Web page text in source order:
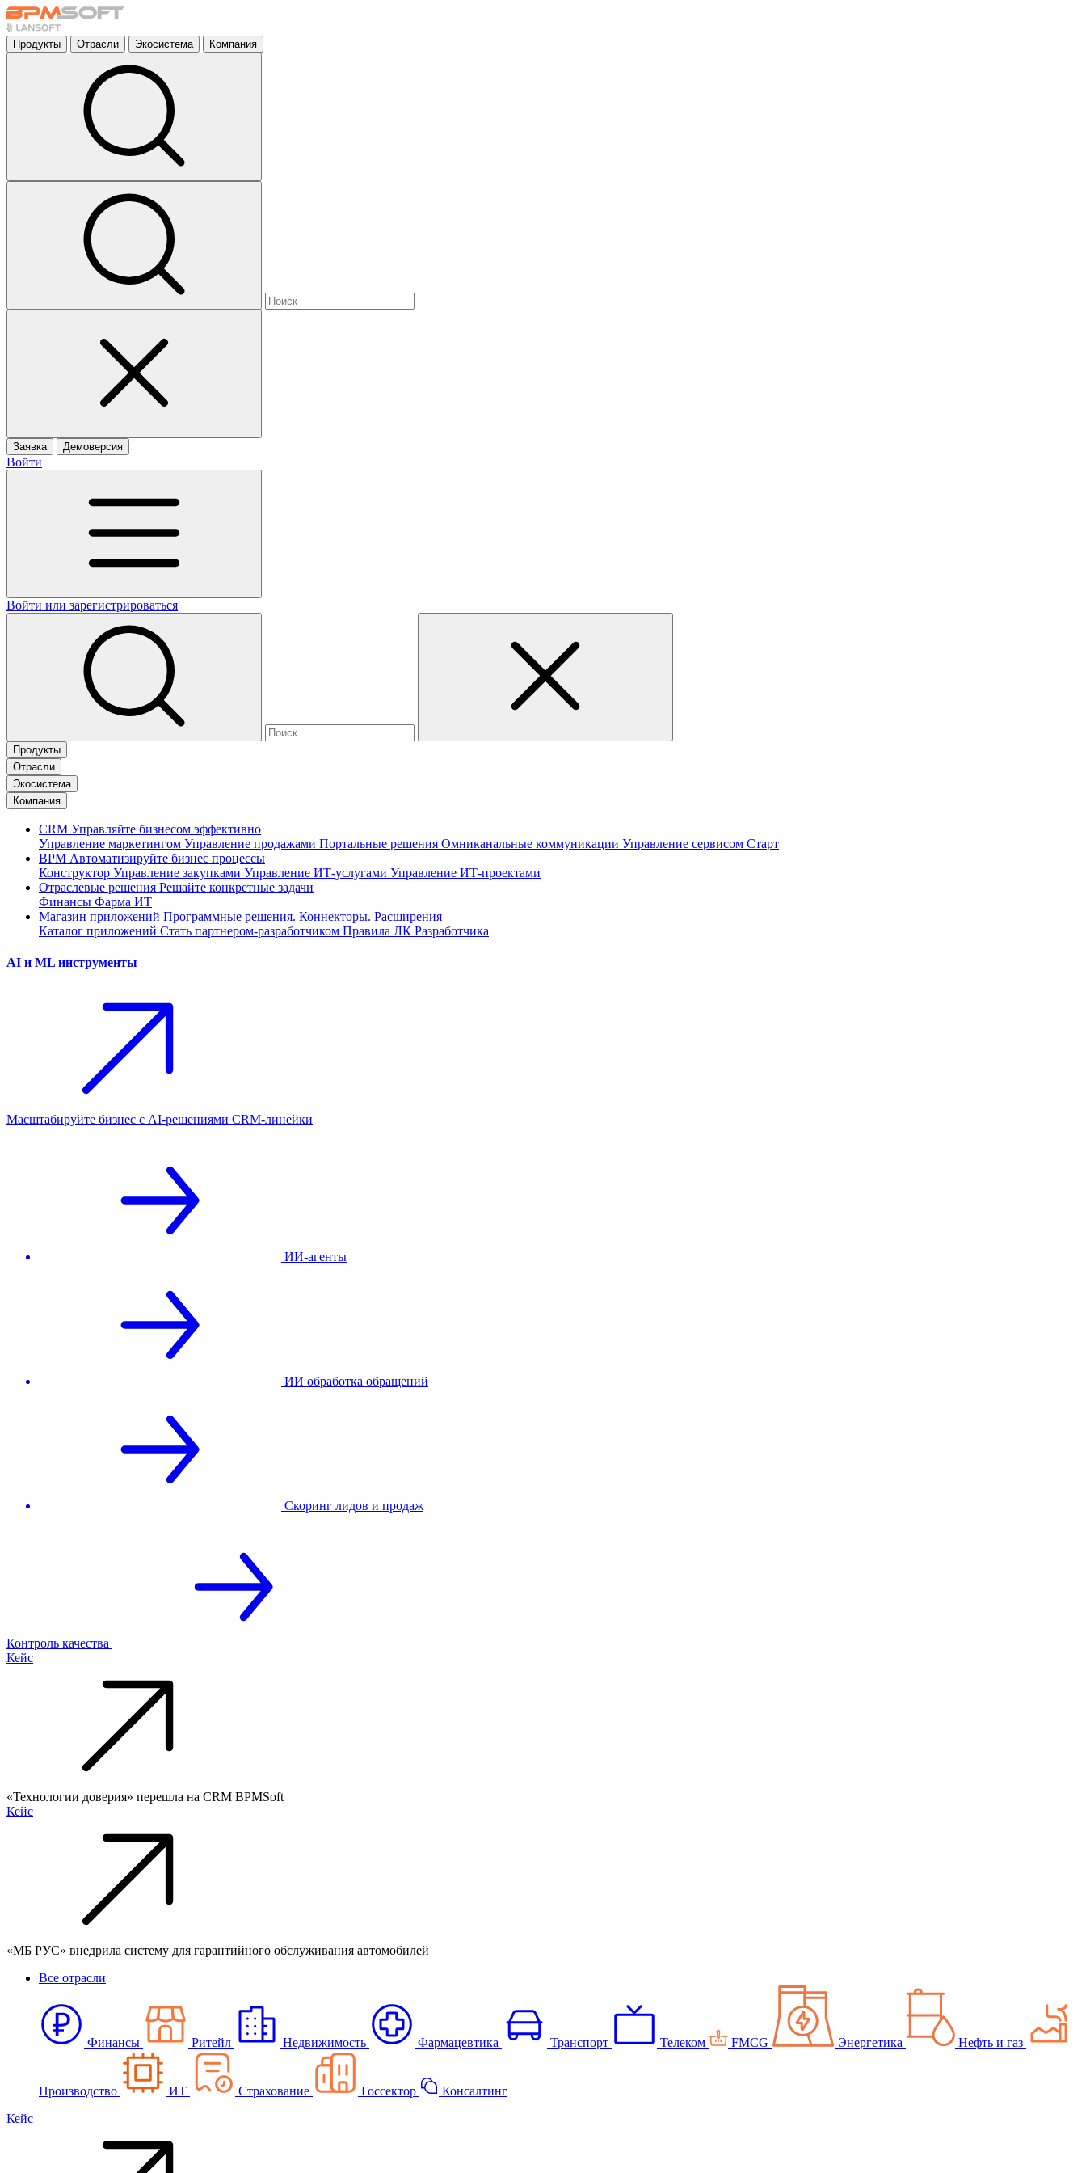
Продукты Отрасли Экосистема Компания
Заявка Демоверсия
Войти
Войти или зарегистрироваться
Продукты
Отрасли
Экосистема
Компания
CRM Управляйте бизнесом эффективно
Управление маркетингом Управление продажами Портальные решения Омниканальные коммуникации Управление сервисом Старт
BPM Автоматизируйте бизнес процессы
Конструктор Управление закупками Управление ИТ-услугами Управление ИТ-проектами
Отраслевые решения Решайте конкретные задачи
Финансы Фарма ИТ
Магазин приложений Программные решения. Коннекторы. Расширения
Каталог приложений Стать партнером-разработчиком Правила ЛК Разработчика
AI и ML инструменты
Масштабируйте бизнес с AI‑решениями CRM‑линейки
ИИ-агенты
ИИ обработка обращений
Скоринг лидов и продаж
Контроль качества
Кейс
«Технологии доверия» перешла на CRM BPMSoft
Кейс
«МБ РУС» внедрила систему для гарантийного обслуживания автомобилей
Все отрасли
Финансы Ритейл Недвижимость Фармацевтика Транспорт Телеком FMCG Энергетика Нефть и газ
Производство ИТ Страхование Госсектор
Консалтинг
Кейс